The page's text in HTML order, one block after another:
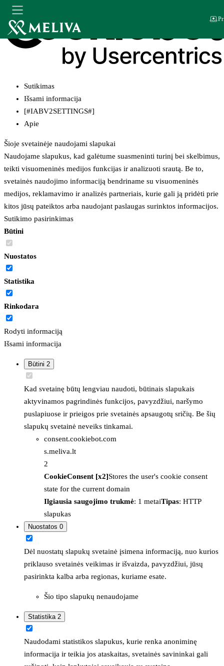
Sutikimas
Išsami informacija
[#IABV2SETTINGS#]
Apie
Šioje svetainėje naudojami slapukai
Naudojame slapukus, kad galėtume suasmeninti turinį bei skelbimus,
teikti visuomeninės medijos funkcijas ir analizuoti srautą. Be to,
svetainės naudojimo informaciją bendriname su visuomeninės
medijos, reklamavimo ir analizės partneriais, kurie gali ją pridėti prie
kitos jūsų pateiktos arba naudojant paslaugas surinktos informacijos.
Sutikimo pasirinkimas
Būtini
Nuostatos
Statistika
Rinkodara
Rodyti informaciją
Išsami informacija
Būtini 2
Kad svetainę būtų lengviau naudoti, būtinais slapukais
aktyvinamos pagrindinės funkcijos, pavyzdžiui, naršymo
puslapiuose ir prieigos prie svetainės apsaugotų sričių. Be šių
slapukų svetainė neveiks tinkamai.
consent.cookiebot.com
s.meliva.lt
2
CookieConsent [x2]Stores the user's cookie consent
state for the current domain
Ilgiausia saugojimo trukmė: 1 metaiTipas: HTTP
slapukas
Nuostatos 0
Dėl nuostatų slapukų svetainė įsimena informaciją, nuo kurios
priklauso svetainės veikimas ir išvaizda, pavyzdžiui, jūsų
pasirinkta kalba arba regionas, kuriame esate.
Šio tipo slapukų nenaudojame
Statistika 2
Naudodami statistikos slapukus, kurie renka anoniminę
informacija ir teikia jos ataskaitas, svetainės savininkai gali